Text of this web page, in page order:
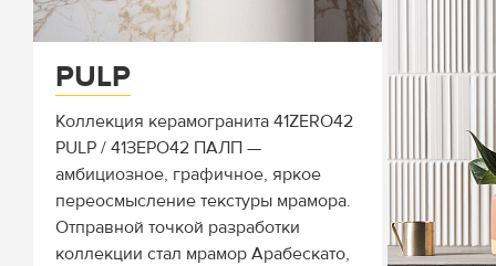
PULP
Коллекция керамогранита 41ZERO42
PULP / 41ЗЕРО42 ПАЛП —
амбициозное, графичное, яркое
переосмысление текстуры мрамора.
Отправной точкой разработки
коллекции стал мрамор Арабескато,